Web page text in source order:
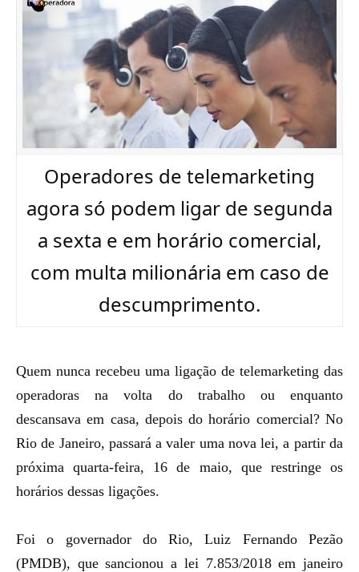
Operadores de telemarketing
agora só podem ligar de segunda
a sexta e em horário comercial,
com multa milionária em caso de
descumprimento.
Quem nunca recebeu uma ligação de telemarketing das
operadoras na volta do trabalho ou enquanto
descansava em casa, depois do horário comercial? No
Rio de Janeiro, passará a valer uma nova lei, a partir da
próxima quarta-feira, 16 de maio, que restringe os
horários dessas ligações.
Foi o governador do Rio, Luiz Fernando Pezão
(PMDB), que sancionou a lei 7.853/2018 em janeiro